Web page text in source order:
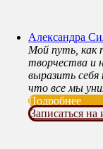
Александра
Мой путь, как
творчества и
выразить
что все мы
Подробнее
Записаться на